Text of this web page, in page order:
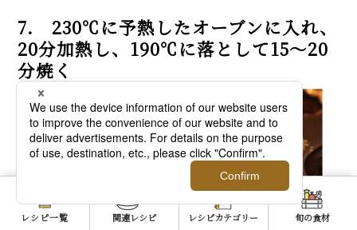
7. 230℃に予熱したオーブンに入れ、
20分加熱し、190℃に落として15～20
分焼く
レシピ一覧 関連レシピ レシピカテゴリー 旬の食材